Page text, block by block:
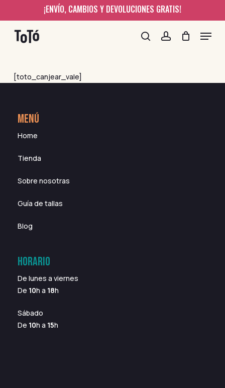
main
content
¡ENVÍO, CAMBIOS Y DEVOLUCIONES GRATIS!
searchaccount
Menu
[toto_canjear_vale]
MENÚ
Home
Tienda
Sobre nosotras
Guía de tallas
Blog
HORARIO
De lunes a viernes
De 10h a 18h
Sábado
De 10h a 15h